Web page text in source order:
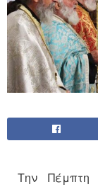
Την Πέμπτη